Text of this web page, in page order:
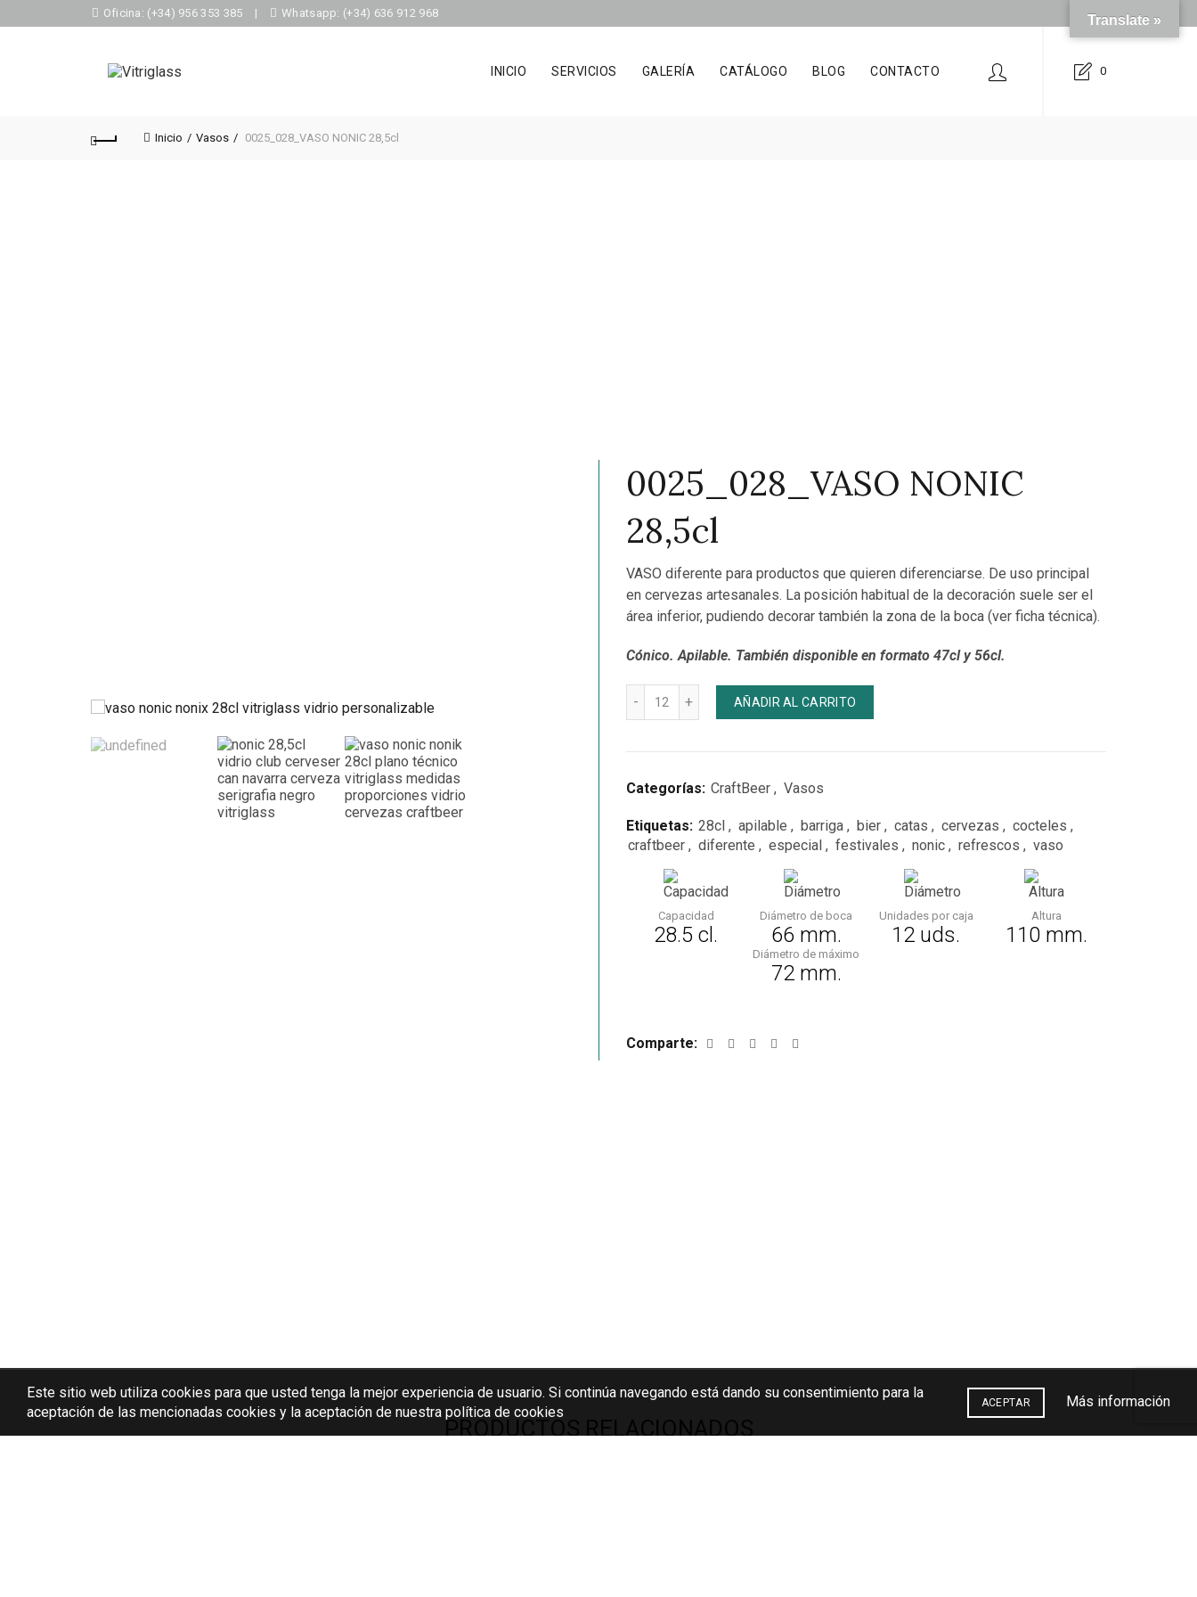
Oficina: (+34) 956 353 385 | Whatsapp: (+34) 636 912 968
INICIO SERVICIOS GALERÍA CATÁLOGO BLOG CONTACTO 0
Inicio Vasos 0025_028_VASO NONIC 28,5cl
0025_028_VASO NONIC
28,5cl
VASO diferente para productos que quieren diferenciarse. De uso principal
en cervezas artesanales. La posición habitual de la decoración suele ser el
área inferior, pudiendo decorar también la zona de la boca (ver ficha técnica).
Cónico. Apilable. También disponible en formato 47cl y 56cl.
Cantidad
AÑADIR AL CARRITO
Categorías: CraftBeer , Vasos
Etiquetas: 28cl , apilable , barriga , bier , catas , cervezas , cocteles ,
craftbeer , diferente , especial , festivales , nonic , refrescos , vaso
Capacidad
28.5 cl.
Diámetro de boca
66 mm.
Diámetro de máximo
72 mm.
Unidades por caja
12 uds.
Altura
110 mm.
Comparte
PRODUCTOS RELACIONADOS
Translate »
Este sitio web utiliza cookies para que usted tenga la mejor experiencia de usuario. Si continúa navegando está dando su consentimiento para la
aceptación de las mencionadas cookies y la aceptación de nuestra política de cookies
ACEPTAR Más información